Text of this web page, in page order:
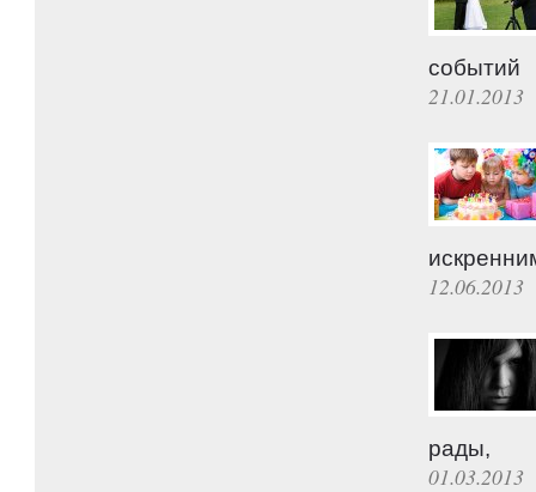
событий
21.01.2013
12.06.2013
рады,
01.03.2013